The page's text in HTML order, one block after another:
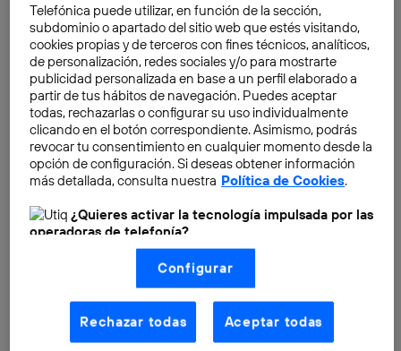
Un artículo de la revistaNature,del 6 de marzo de
2023, revela los hallazgos encontrados sobre el
firmas biológicas. Este estudio suministraevidencia
firmas biológicasson cualquier característica,
como evidencia de vida. De manera que antes de
Telefónica puede utilizar, en función de la sección,
subdominio o apartado del sitio web que estés visitando,
cookies propias y de terceros con fines técnicos, analíticos,
de personalización, redes sociales y/o para mostrarte
publicidad personalizada en base a un perfil elaborado a
partir de tus hábitos de navegación. Puedes aceptar
todas, rechazarlas o configurar su uso individualmente
clicando en el botón correspondiente. Asimismo, podrás
revocar tu consentimiento en cualquier momento desde la
opción de configuración. Si deseas obtener información
más detallada, consulta nuestra Política de Cookies.
¿Quieres activar la tecnología impulsada por las
operadoras de telefonía?
Nosotros, Telefónica S.A., utilizamos la tecnología Utiq para
realizar nuestras acciones de marketing digital o análisis
(como se describe en este aviso de consentimiento)
basadas en tu navegación en nuestra(s) web(s)
aquí(solo cuando utilizas una conexión a
internet habilitada , proporcionada por una de las
operadoras de telefonía participantes, y otorgas tu
Configurar
Rechazar todas Aceptar todas